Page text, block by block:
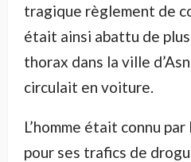
tragique règlement de
était ainsi abattu de
thorax dans la ville
circulait en voiture.
L’homme était connu
pour ses trafics de